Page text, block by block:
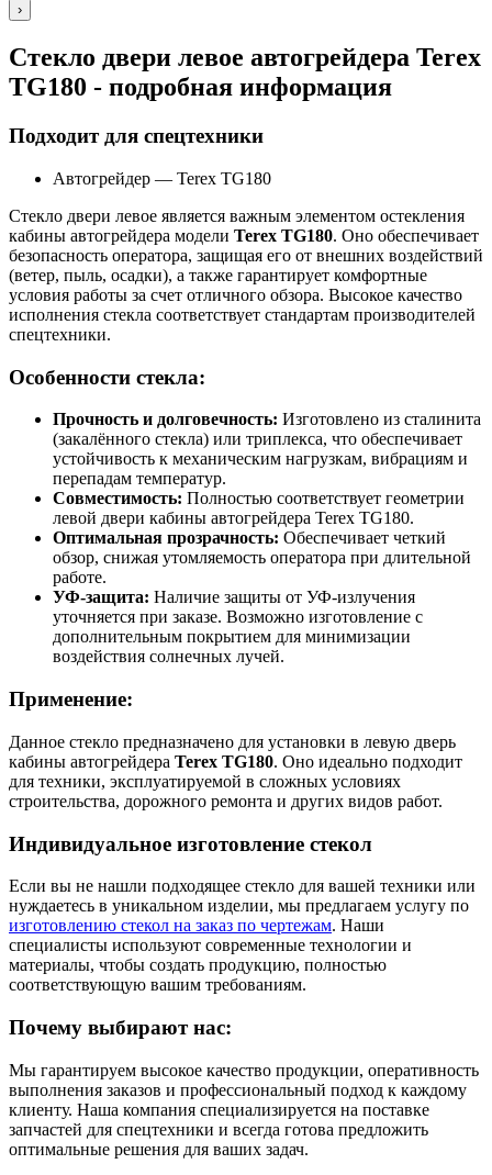
›
Стекло двери левое автогрейдера Terex
TG180 - подробная информация
Подходит для спецтехники
Автогрейдер — Terex TG180
Стекло двери левое является важным элементом остекления
кабины автогрейдера модели Terex TG180. Оно обеспечивает
безопасность оператора, защищая его от внешних воздействий
(ветер, пыль, осадки), а также гарантирует комфортные
условия работы за счет отличного обзора. Высокое качество
исполнения стекла соответствует стандартам производителей
спецтехники.
Особенности стекла:
Прочность и долговечность: Изготовлено из сталинита
(закалённого стекла) или триплекса, что обеспечивает
устойчивость к механическим нагрузкам, вибрациям и
перепадам температур.
Совместимость: Полностью соответствует геометрии
левой двери кабины автогрейдера Terex TG180.
Оптимальная прозрачность: Обеспечивает четкий
обзор, снижая утомляемость оператора при длительной
работе.
УФ-защита: Наличие защиты от УФ-излучения
уточняется при заказе. Возможно изготовление с
дополнительным покрытием для минимизации
воздействия солнечных лучей.
Применение:
Данное стекло предназначено для установки в левую дверь
кабины автогрейдера Terex TG180. Оно идеально подходит
для техники, эксплуатируемой в сложных условиях
строительства, дорожного ремонта и других видов работ.
Индивидуальное изготовление стекол
Если вы не нашли подходящее стекло для вашей техники или
нуждаетесь в уникальном изделии, мы предлагаем услугу по
изготовлению стекол на заказ по чертежам. Наши
специалисты используют современные технологии и
материалы, чтобы создать продукцию, полностью
соответствующую вашим требованиям.
Почему выбирают нас:
Мы гарантируем высокое качество продукции, оперативность
выполнения заказов и профессиональный подход к каждому
клиенту. Наша компания специализируется на поставке
запчастей для спецтехники и всегда готова предложить
оптимальные решения для ваших задач.